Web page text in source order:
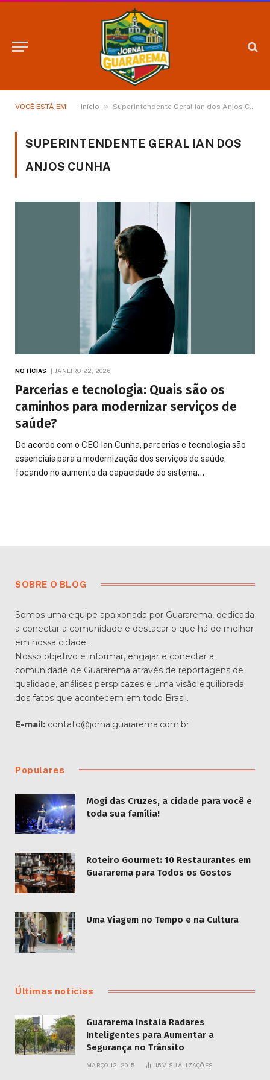
VOCÊ ESTÁ EM: Início » Superintendente Geral Ian dos Anjos Cunha
SUPERINTENDENTE GERAL IAN DOS
ANJOS CUNHA
NOTÍCIAS JANEIRO 22, 2026
Parcerias e tecnologia: Quais são os
caminhos para modernizar serviços de
saúde?
De acordo com o CEO Ian Cunha, parcerias e tecnologia são
essenciais para a modernização dos serviços de saúde,
focando no aumento da capacidade do sistema…
SOBRE O BLOG
Somos uma equipe apaixonada por Guararema, dedicada
a conectar a comunidade e destacar o que há de melhor
em nossa cidade.
Nosso objetivo é informar, engajar e conectar a
comunidade de Guararema através de reportagens de
qualidade, análises perspicazes e uma visão equilibrada
dos fatos que acontecem em todo Brasil.
E-mail: contato@jornalguararema.com.br
Populares
Mogi das Cruzes, a cidade para você e
toda sua família!
Roteiro Gourmet: 10 Restaurantes em
Guararema para Todos os Gostos
Uma Viagem no Tempo e na Cultura
Últimas notícias
Guararema Instala Radares
Inteligentes para Aumentar a
Segurança no Trânsito
MARÇO 12, 2015 15VISUALIZAÇÕES